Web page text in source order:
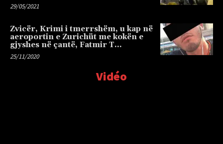
29/05/2021
Zvicër, Krimi i tmerrshëm, u kap në
aeroportin e Zurichüt me kokën e
gjyshes në çantë, Fatmir T…
25/11/2020
Vidéo